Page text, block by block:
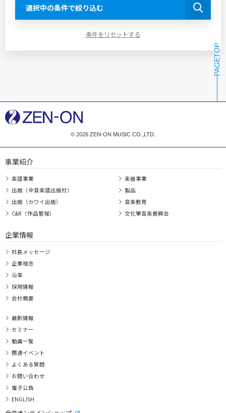
選択中の条件で絞り込む
条件をリセットする
PAGETOP
© 2026 ZEN-ON MUSIC CO.,LTD.
事業紹介
楽譜事業
出版（全音楽譜出版社）
出版（カワイ出版）
C&R（作品管理）
楽器事業
製品
音楽教育
文化箏音楽振興会
企業情報
社長メッセージ
企業理念
沿革
採用情報
会社概要
最新情報
セミナー
動画一覧
関連イベント
よくある質問
お問い合わせ
電子公告
ENGLISH